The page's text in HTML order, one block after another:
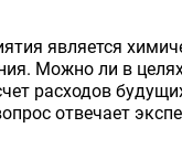
является
Можно ли в
расходов
отвечает